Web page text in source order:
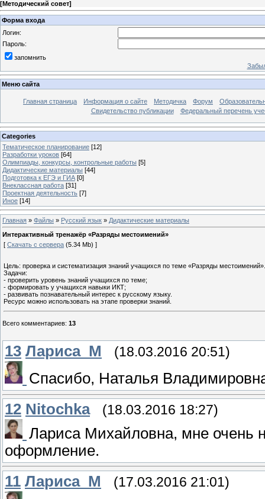
[Методический совет]
Форма входа
Логин:
Пароль:
запомнить
Меню сайта
Главная страница Информация о сайте Методичка Форум
Свидетельство публикации
Федеральный перечень
Categories
Тематическое планирование [12]
Разработки уроков [64]
Олимпиады, конкурсы, контрольные работы [5]
Дидактические материалы [44]
Подготовка к ЕГЭ и ГИА [0]
Внеклассная работа [31]
Проектная деятельность [7]
Иное [14]
Главная » Файлы » Русский язык » Дидактические материалы
Интерактивный тренажёр «Разряды местоимений»
[ Скачать с сервера (5.34 Mb) ]
Цель: проверка и систематизация знаний учащихся по теме «Разряды местоимений».
Задачи:
- проверить уровень знаний учащихся по теме;
- формировать у учащихся навыки ИКТ;
- развивать познавательный интерес к русскому языку.
Ресурс можно использовать на этапе проверки знаний.
Всего комментариев: 13
13 Лариса_М (18.03.2016 20:51)
Спасибо, Наталья
12 Nitochka (18.03.2016 18:27)
Лариса Михайловна, мне очень
оформление.
11 Лариса_М (17.03.2016 21:01)